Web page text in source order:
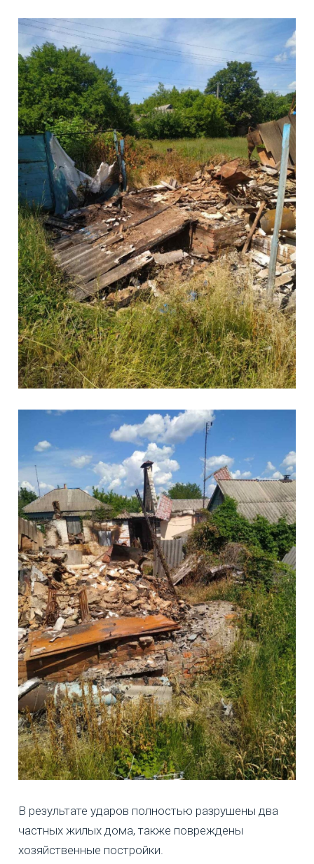
В результате ударов полностью разрушены два
частных жилых дома, также повреждены
хозяйственные постройки.